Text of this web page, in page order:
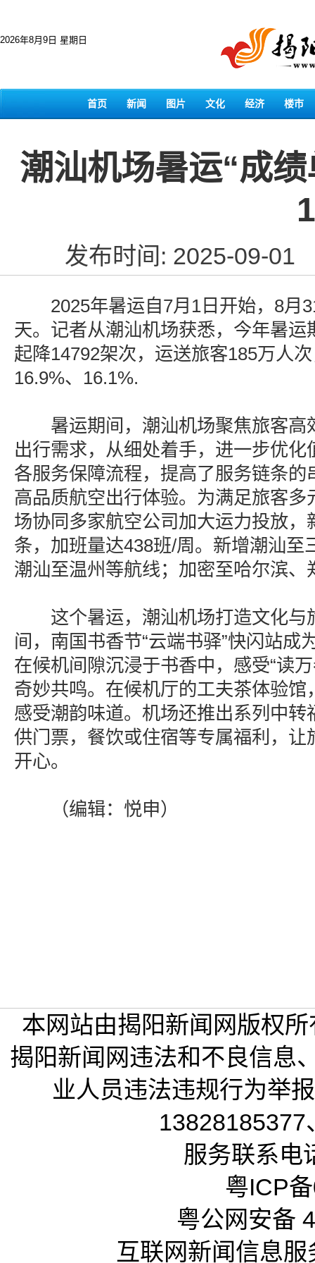
2026年8月9日 星期日
首页 新闻 图片 文化 经济 楼市
潮汕机场暑运“成
发布时间: 2025-09-01
2025年暑运自7月1日开始，8月
天。记者从潮汕机场获悉，今年暑运
起降14792架次，运送旅客185万人
16.9%、16.1%.
暑运期间，潮汕机场聚焦旅客高
出行需求，从细处着手，进一步优化
各服务保障流程，提高了服务链条的
高品质航空出行体验。为满足旅客多
场协同多家航空公司加大运力投放，
条，加班量达438班/周。新增潮汕至
潮汕至温州等航线；加密至哈尔滨、
这个暑运，潮汕机场打造文化与
间，南国书香节“云端书驿”快闪站成
在候机间隙沉浸于书香中，感受“读
奇妙共鸣。在候机厅的工夫茶体验馆
感受潮韵味道。机场还推出系列中转
供门票，餐饮或住宿等专属福利，让
开心。
（编辑：悦申）
本网站由揭阳新闻网版权
揭阳新闻网违法和不良信息
业人员违法违规行为举
13828185377
服务联系电
粤ICP
粤公网安备
互联网新闻信息